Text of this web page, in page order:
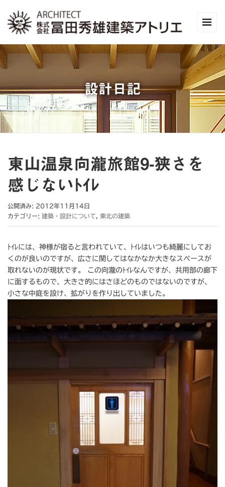
設計日記
東山温泉向瀧旅館9-狭さを
感じないﾄｲﾚ
公開済み: 2012年11月14日
カテゴリー: 建築・設計について 東北の建築
ﾄｲﾚには、神様が宿ると言われていて、ﾄｲﾚはいつも綺麗にしてお
くのが良いのですが、広さに関してはなかなか大きなスペースが
取れないのが現状です。 この向瀧のﾄｲﾚなんですが、共用部の廊下
に面するもので、大きさ的にはさほどのものではないのですが、
小さな中庭を設け、拡がりを作り出していました。